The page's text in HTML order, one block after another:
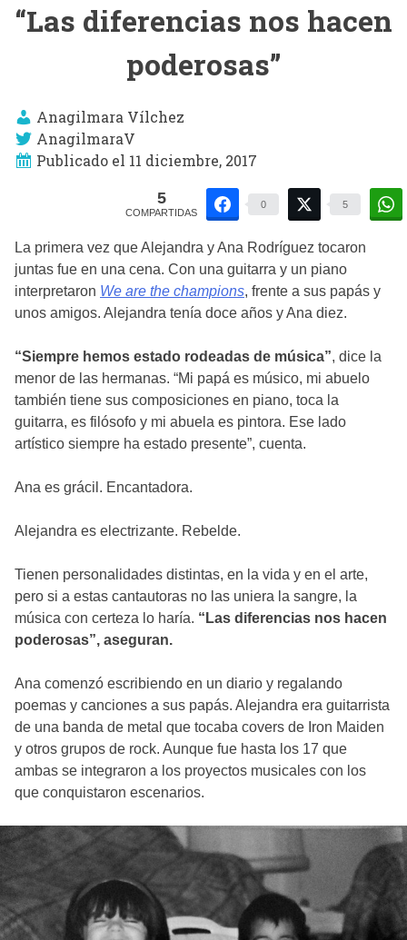
y empresario
Alejandra y Ana Rodríguez,
hermanas y cantautoras
Gabriel Serra, cineasta nominado a
un Oscar
Felipe Talavera , emprendedor y
empresario
“Las diferencias nos hacen
poderosas”
Anagilmara Vílchez
AnagilmaraV
Publicado el 11 diciembre, 2017
5
COMPARTIDAS
0 5
La primera vez que Alejandra y Ana Rodríguez tocaron
juntas fue en una cena. Con una guitarra y un piano
interpretaron We are the champions, frente a sus papás y
unos amigos. Alejandra tenía doce años y Ana diez.
“Siempre hemos estado rodeadas de música”, dice la
menor de las hermanas. “Mi papá es músico, mi abuelo
también tiene sus composiciones en piano, toca la
guitarra, es filósofo y mi abuela es pintora. Ese lado
artístico siempre ha estado presente”, cuenta.
Ana es grácil. Encantadora.
Alejandra es electrizante. Rebelde.
Tienen personalidades distintas, en la vida y en el arte,
pero si a estas cantautoras no las uniera la sangre, la
música con certeza lo haría. “Las diferencias nos hacen
poderosas”, aseguran.
Ana comenzó escribiendo en un diario y regalando
poemas y canciones a sus papás. Alejandra era guitarrista
de una banda de metal que tocaba covers de Iron Maiden
y otros grupos de rock. Aunque fue hasta los 17 que
ambas se integraron a los proyectos musicales con los
que conquistaron escenarios.